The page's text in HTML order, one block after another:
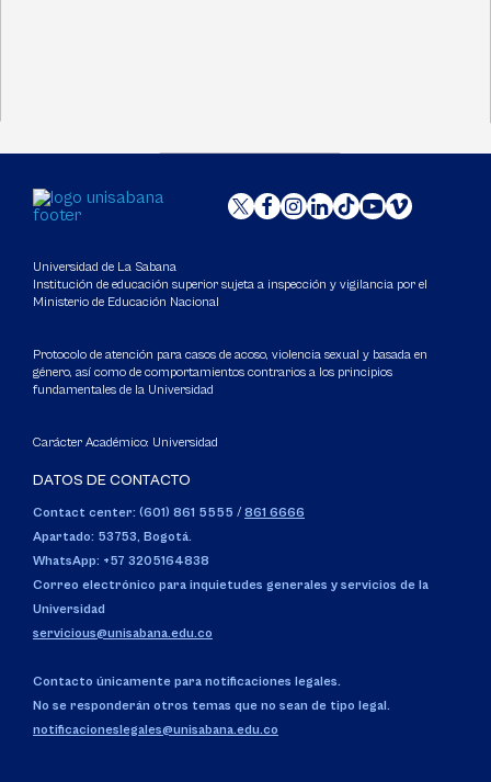
Universidad de La Sabana
Institución de educación superior sujeta a inspección y vigilancia por el
Ministerio de Educación Nacional
Protocolo de atención para casos de acoso, violencia sexual y basada en
género, así como de comportamientos contrarios a los principios
fundamentales de la Universidad
Carácter Académico: Universidad
DATOS DE CONTACTO
Contact center: (601) 861 5555 / 861 6666
Apartado: 53753, Bogotá.
WhatsApp: +57 3205164838
Correo electrónico para inquietudes generales y servicios de la
Universidad
servicious@unisabana.edu.co
Contacto únicamente para notificaciones legales.
No se responderán otros temas que no sean de tipo legal.
notificacioneslegales@unisabana.edu.co